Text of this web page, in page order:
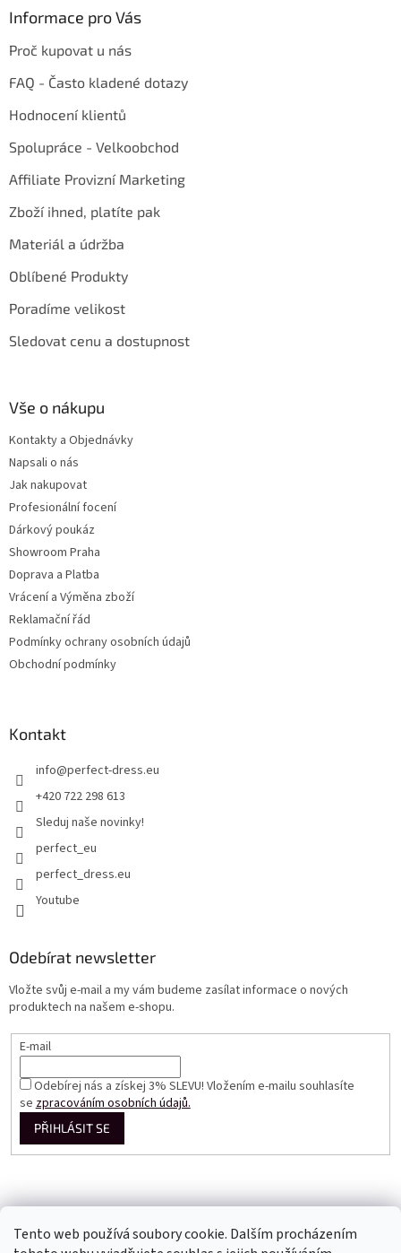
Tento web používá soubory cookie. Dalším procházením
Informace pro Vás
Proč kupovat u nás
FAQ - Často kladené dotazy
Hodnocení klientů
Spolupráce - Velkoobchod
Affiliate Provizní Marketing
Zboží ihned, platíte pak
Materiál a údržba
Oblíbené Produkty
Poradíme velikost
Sledovat cenu a dostupnost
Vše o nákupu
Kontakty a Objednávky
Napsali o nás
Jak nakupovat
Profesionální focení
Dárkový poukáz
Showroom Praha
Doprava a Platba
Vrácení a Výměna zboží
Reklamační řád
Podmínky ochrany osobních údajů
Obchodní podmínky
Kontakt
info@perfect-dress.eu
+420 722 298 613
Sleduj naše novinky!
perfect_eu
perfect_dress.eu
Youtube
Odebírat newsletter
Vložte svůj e-mail a my vám budeme zasílat informace o nových
produktech na našem e-shopu.
E-mail
Odebírej nás a získej 3% SLEVU! Vložením e-mailu souhlasíte
sezpracováním osobních údajů.
PŘIHLÁSIT SE